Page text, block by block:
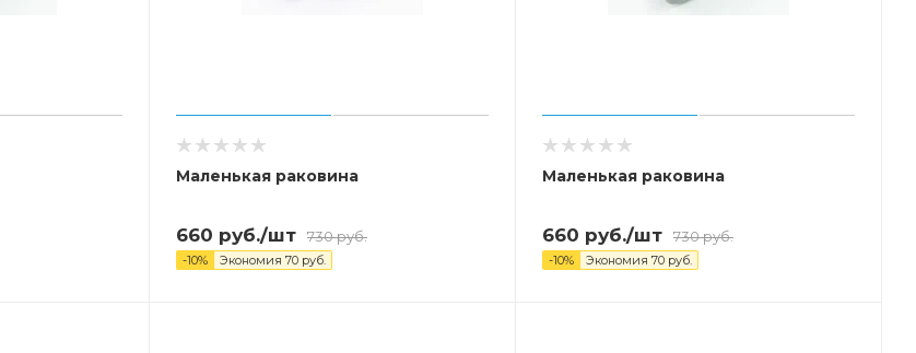
Маленькая раковина
660 руб./шт 730руб.
-10% Экономия 70руб.
Маленькая раковина
660 руб./шт 730руб.
-10% Экономия 70руб.